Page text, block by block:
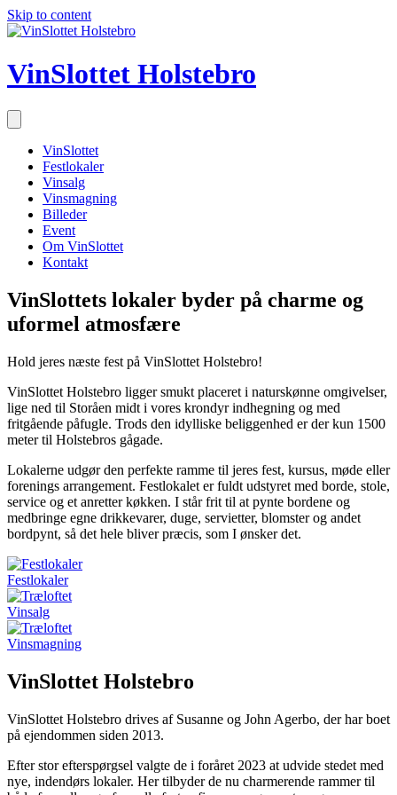
Skip to content
VinSlottet Holstebro
VinSlottet
Festlokaler
Vinsalg
Vinsmagning
Billeder
Event
Om VinSlottet
Kontakt
VinSlottets lokaler byder på charme og
uformel atmosfære
Hold jeres næste fest på VinSlottet Holstebro!
VinSlottet Holstebro ligger smukt placeret i naturskønne omgivelser,
lige ned til Storåen midt i vores krondyr indhegning og med
fritgående påfugle. Trods den idylliske beliggenhed er der kun 1500
meter til Holstebros gågade.
Lokalerne udgør den perfekte ramme til jeres fest, kursus, møde eller
forenings arrangement. Festlokalet er fuldt udstyret med borde, stole,
service og et anretter køkken. I står frit til at pynte bordene og
medbringe egne drikkevarer, duge, servietter, blomster og andet
bordpynt, så det hele bliver præcis, som I ønsker det.
Festlokaler
Vinsalg
Vinsmagning
VinSlottet Holstebro
VinSlottet Holstebro drives af Susanne og John Agerbo, der har boet
på ejendommen siden 2013.
Efter stor efterspørgsel valgte de i foråret 2023 at udvide stedet med
nye, indendørs lokaler. Her tilbyder de nu charmerende rammer til